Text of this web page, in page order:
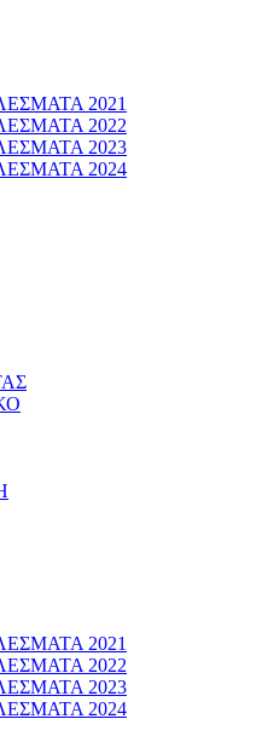
2021
2022
2023
2024
2021
2022
2023
2024